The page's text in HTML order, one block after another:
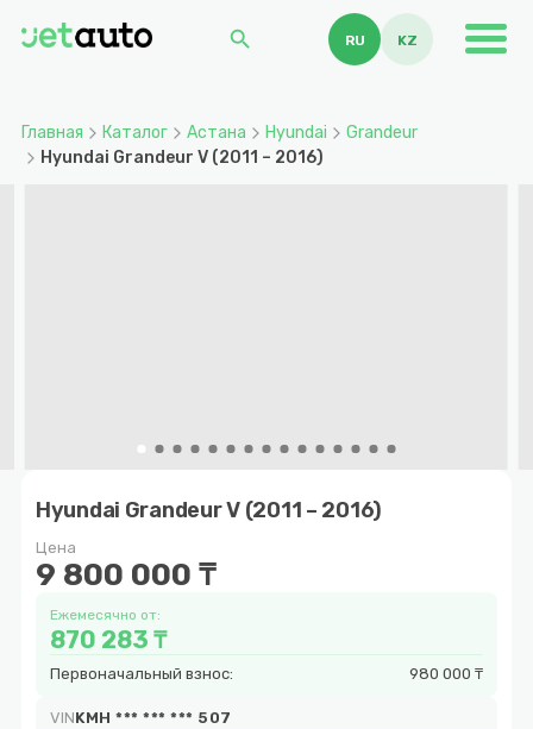
search RU KZ
Главная Каталог Астана Hyundai
Grandeur
Hyundai Grandeur V (2011 – 2016)
Hyundai Grandeur V (2011 – 2016)
Цена
9 800 000 ₸
Ежемесячно от:
870 283 ₸
Первоначальный взнос: 980 000 ₸
VINKMH *** *** *** 507